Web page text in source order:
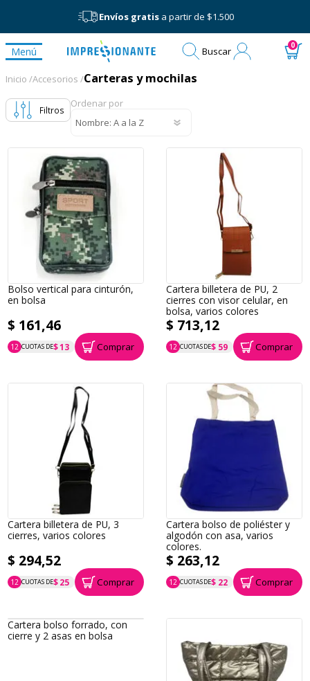
Envíos gratisa partir de $1.500
Menú Buscar 0
Carteras y mochilas
Inicio /Accesorios /Carteras y mochilas
Filtros
Ordenar por
Bolso vertical para cinturón,
en bolsa
$ 161,46
12 CUOTAS DE$ 13
P.T.F. $ 161 Comprar
Cartera billetera de PU, 2
cierres con visor celular, en
bolsa, varios colores
$ 713,12
12 CUOTAS DE$ 59
P.T.F. $ 713 Comprar
Cartera billetera de PU, 3
cierres, varios colores
$ 294,52
12 CUOTAS DE$ 25
P.T.F. $ 295 Comprar
Cartera bolso de poliéster y
algodón con asa, varios
colores.
$ 263,12
12 CUOTAS DE$ 22
P.T.F. $ 263 Comprar
Cartera bolso forrado, con
cierre y 2 asas en bolsa